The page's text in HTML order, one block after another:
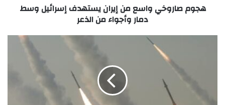
هجوم صاروخي واسع من إيران يستهدف إسرائيل وسط
دمار وأجواء من الذعر